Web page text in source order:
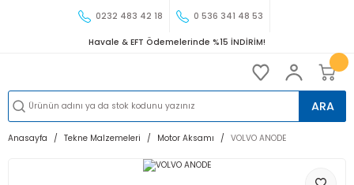
0232 483 42 18 0 536 341 48 53
Havale & EFT Ödemelerinde %15 İNDİRİM!
ARA
Anasayfa Tekne Malzemeleri Motor Aksamı VOLVO ANODE